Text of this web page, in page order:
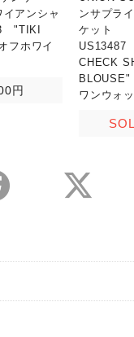
アンシャ
"TIKI
ホワイ
円
ンサプラ
ケット
US13487
CHECK
ワンウォ